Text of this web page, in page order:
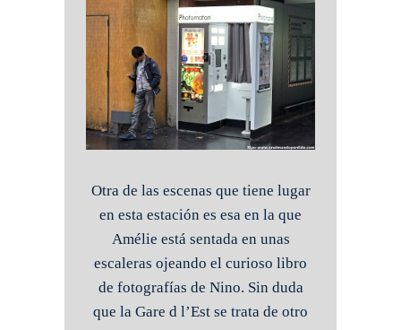
Otra de las escenas que tiene lugar
en esta estación es esa en la que
Amélie está sentada en unas
escaleras ojeando el curioso libro
de fotografías de Nino. Sin duda
que la Gare d l’Est se trata de otro